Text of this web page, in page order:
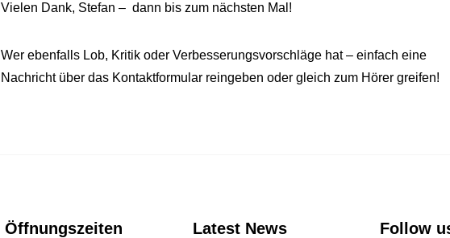
Vielen Dank, Stefan – dann bis zum nächsten Mal!
Wer ebenfalls Lob, Kritik oder Verbesserungsvorschläge hat – einfach eine
Nachricht über das Kontaktformular reingeben oder gleich zum Hörer greifen!
Öffnungszeiten Latest News Follow